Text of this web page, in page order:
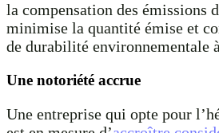
la compensation des émissions
minimise la quantité émise et
de durabilité environnementale
Une notoriété accrue
Une entreprise qui opte pour